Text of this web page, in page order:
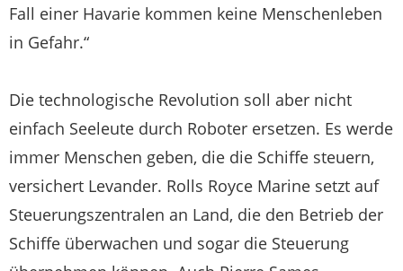
Fall einer Havarie kommen keine Menschenleben
in Gefahr.“
Die technologische Revolution soll aber nicht
einfach Seeleute durch Roboter ersetzen. Es werde
immer Menschen geben, die die Schiffe steuern,
versichert Levander. Rolls Royce Marine setzt auf
Steuerungszentralen an Land, die den Betrieb der
Schiffe überwachen und sogar die Steuerung